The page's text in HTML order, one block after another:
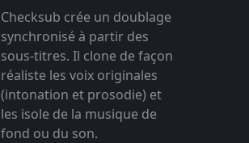
Checksub crée un doublage
synchronisé à partir des
sous-titres. Il clone de façon
réaliste les voix originales
(intonation et prosodie) et
les isole de la musique de
fond ou du son.